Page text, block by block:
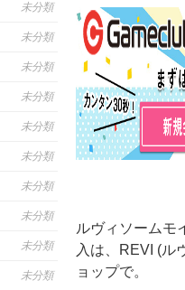
未分類
未分類
未分類
未分類
未分類
未分類
未分類
未分類
未分類
未分類
ルヴィソームモ
入は、REVI (ル
ョップで。